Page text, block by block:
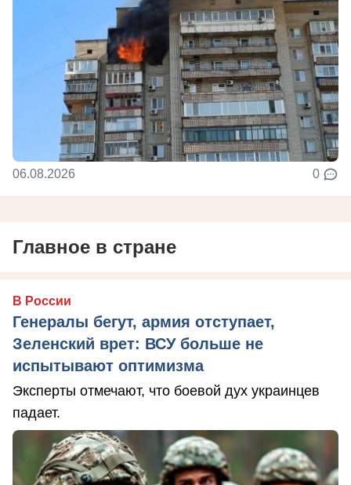
06.08.2026 0
Главное в стране
В России
Генералы бегут, армия отступает,
Зеленский врет: ВСУ больше не
испытывают оптимизма
Эксперты отмечают, что боевой дух украинцев
падает.